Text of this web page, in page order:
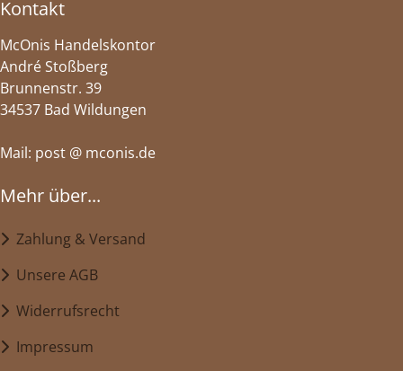
Kontakt
McOnis Handelskontor
André Stoßberg
Brunnenstr. 39
34537 Bad Wildungen
Mail: post @ mconis.de
Mehr über...
Zahlung & Versand
Unsere AGB
Widerrufsrecht
Impressum